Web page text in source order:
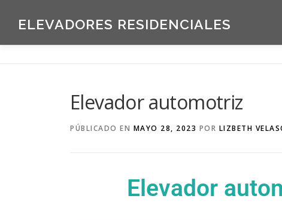
ELEVADORES RESIDENCIALES
Elevador automotriz
PÚBLICADO EN MAYO 28, 2023 POR LIZBETH
Elevador